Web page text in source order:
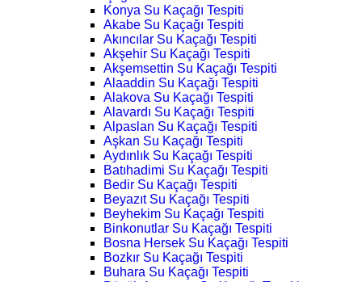
Konya Su Kaçağı Tespiti
Akabe Su Kaçağı Tespiti
Akıncılar Su Kaçağı Tespiti
Akşehir Su Kaçağı Tespiti
Akşemsettin Su Kaçağı Tespiti
Alaaddin Su Kaçağı Tespiti
Alakova Su Kaçağı Tespiti
Alavardı Su Kaçağı Tespiti
Alpaslan Su Kaçağı Tespiti
Aşkan Su Kaçağı Tespiti
Aydınlık Su Kaçağı Tespiti
Batıhadimi Su Kaçağı Tespiti
Bedir Su Kaçağı Tespiti
Beyazıt Su Kaçağı Tespiti
Beyhekim Su Kaçağı Tespiti
Binkonutlar Su Kaçağı Tespiti
Bosna Hersek Su Kaçağı Tespiti
Bozkır Su Kaçağı Tespiti
Buhara Su Kaçağı Tespiti